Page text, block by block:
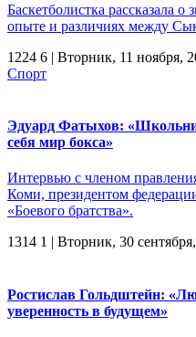
Баскетболистка рассказала
опыте и различиях между
1224 6 | Вторник, 11 ноября,
Спорт
Эдуард Фатыхов:
себя мир бокса»
Интервью с членом
Коми, президентом
«Боевого братства».
1314 1 | Вторник, 30
Ростислав Гольдштейн:
уверенность в будущем»